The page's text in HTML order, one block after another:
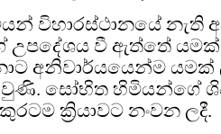
විහාරස්ථානයේ නැති
උපදේශය වී ඇත්තේ යමක්
අනිවාර්යයෙන්ම යමක්
සෝභිත හිමියන්ගේ
ක්‍රියාවට නංවන ලදී.